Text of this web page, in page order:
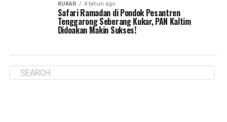
KUKAR 4 tahun ago
Safari Ramadan di Pondok Pesantren
Tenggarong Seberang Kukar, PAN Kaltim
Didoakan Makin Sukses!